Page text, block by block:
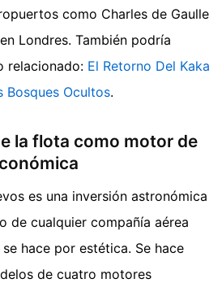
como Charles de Gaulle
Londres. También podría
relacionado: El Retorno Del Kaka
Bosques Ocultos.
la flota como motor de
es una inversión astronómica
de cualquier compañía aérea
hace por estética. Se hace
de cuatro motores